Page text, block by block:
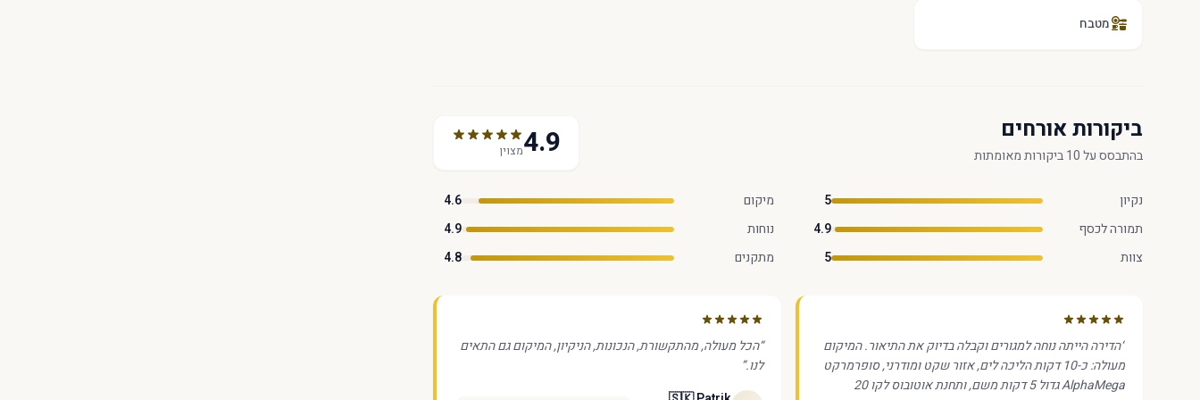
מטבח
ביקורות אורחים
בהתבסס על 10 ביקורות מאומתות 4.9מצוין
נקיון 5 מיקום
4.6
תמורה לכסף
4.9 נוחות
4.9
צוות
5 מתקנים 4.8
“הדירה הייתה נוחה למגורים וקבלה בדיוק את התיאור. המיקום
מעולה: כ-10 דקות הליכה לים, אזור שקט ומודרני, סופרמרקט
AlphaMega גדול 5 דקות משם, ותחנת אוטובוס לקו 20
“הכל מעולה, מהתקשורת, הנכונות, הניקיון, המיקום גם התאים
לנו.”